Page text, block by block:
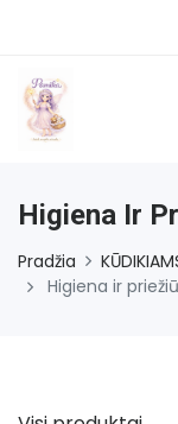
Higiena Ir
Pradžia
Higiena ir